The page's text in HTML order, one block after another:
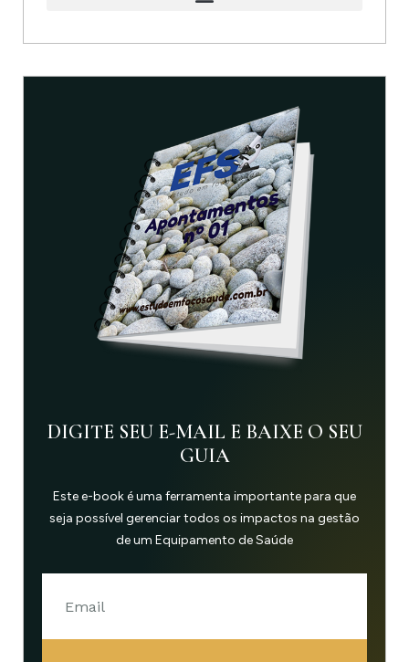
DIGITE SEU E-MAIL E BAIXE O SEU
GUIA
Este e-book é uma ferramenta importante para que
seja possível gerenciar todos os impactos na gestão
de um Equipamento de Saúde